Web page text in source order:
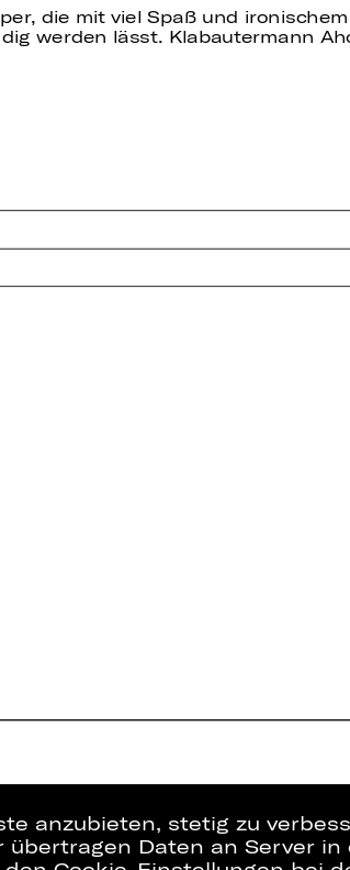
die mit viel Spaß und ironischem
werden lässt. Klabautermann
anzubieten, stetig zu
Daten an Server in